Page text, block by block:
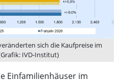
sich die Kaufpreise im
IVD-Institut)
Einfamilienhäuser im